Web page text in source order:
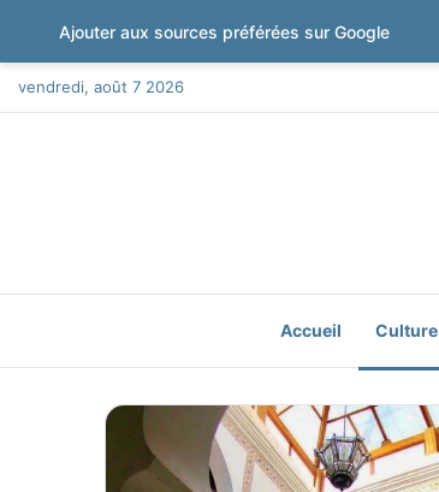
vendredi, août 7 2026
Accueil Culture
Ajouter aux sources préférées sur Google